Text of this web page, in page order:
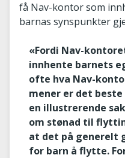
få Nav-kontor som
barnas synspunkter
«Fordi Nav-
innhente barnets
ofte hva Nav-
mener er det
en illustrerende
om stønad til
at det på generelt
for barn å flytte.